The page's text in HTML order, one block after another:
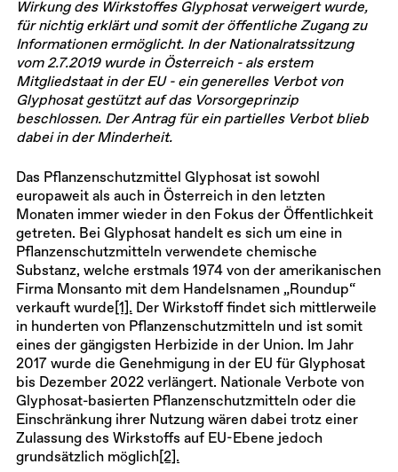
Wirkung des Wirkstoffes Glyphosat verweigert wurde,
für nichtig erklärt und somit der öffentliche Zugang zu
Informationen ermöglicht. In der Nationalratssitzung
vom 2.7.2019 wurde in Österreich - als erstem
Mitgliedstaat in der EU - ein generelles Verbot von
Glyphosat gestützt auf das Vorsorgeprinzip
beschlossen. Der Antrag für ein partielles Verbot blieb
dabei in der Minderheit.
Das Pflanzenschutzmittel Glyphosat ist sowohl
europaweit als auch in Österreich in den letzten
Monaten immer wieder in den Fokus der Öffentlichkeit
getreten. Bei Glyphosat handelt es sich um eine in
Pflanzenschutzmitteln verwendete chemische
Substanz, welche erstmals 1974 von der amerikanischen
Firma Monsanto mit dem Handelsnamen „Roundup“
verkauft wurde [1]. Der Wirkstoff findet sich mittlerweile
in hunderten von Pflanzenschutzmitteln und ist somit
eines der gängigsten Herbizide in der Union. Im Jahr
2017 wurde die Genehmigung in der EU für Glyphosat
bis Dezember 2022 verlängert. Nationale Verbote von
Glyphosat-basierten Pflanzenschutzmitteln oder die
Einschränkung ihrer Nutzung wären dabei trotz einer
Zulassung des Wirkstoffs auf EU-Ebene jedoch
grundsätzlich möglich [2].